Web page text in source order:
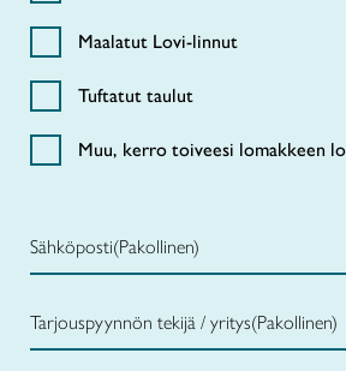
Maalatut Lovi-linnut
Tuftatut taulut
Muu, kerro toiveesi lomakkeen
Sähköposti(Pakollinen)
Tarjouspyynnön tekijä / yritys(Pakollinen)